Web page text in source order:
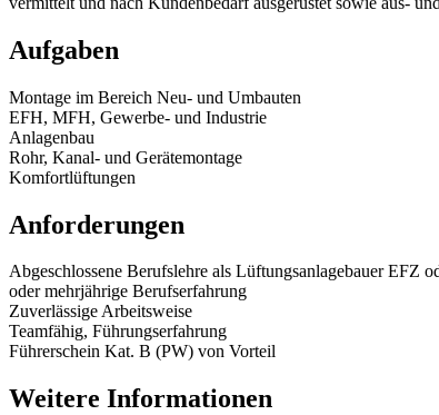
Aufgaben
Montage im Bereich Neu- und Umbauten
EFH, MFH, Gewerbe- und Industrie
Anlagenbau
Rohr, Kanal- und Gerätemontage
Komfortlüftungen
Anforderungen
Abgeschlossene Berufslehre als Lüftungsanlagebauer EFZ
oder mehrjährige Berufserfahrung
Zuverlässige Arbeitsweise
Teamfähig, Führungserfahrung
Führerschein Kat. B (PW) von Vorteil
Weitere Informationen